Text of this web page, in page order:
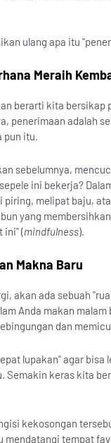
ulang apa itu
Meraih
berarti kita bersikap
penerimaan adalah
pun itu.
sebelumnya,
ini bekerja?
melipat baju,
yang
ini" (mindfulness).
Makna Baru
akan ada sebuah
Anda makan
dan
lupakan" agar bisa
Semakin keras kita
kekosongan
mendatangi tempat